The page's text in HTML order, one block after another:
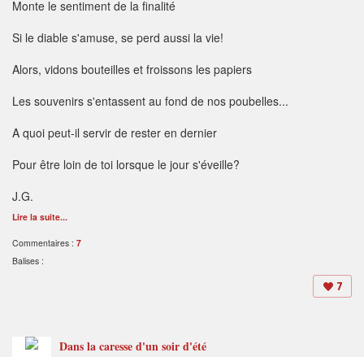
Monte le sentiment de la finalité
Si le diable s'amuse, se perd aussi la vie!
Alors, vidons bouteilles et froissons les papiers
Les souvenirs s'entassent au fond de nos poubelles...
A quoi peut-il servir de rester en dernier
Pour être loin de toi lorsque le jour s'éveille?
J.G.
Lire la suite...
Commentaires : 7
Balises :
7
Dans la caresse d'un soir d'été